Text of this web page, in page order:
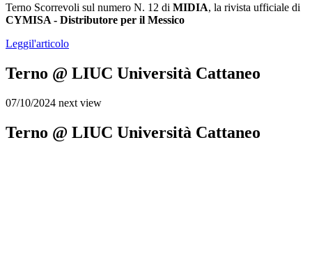
Terno Scorrevoli sul numero N. 12 di MIDIA, la rivista ufficiale di
CYMISA - Distributore per il Messico
Leggil'articolo
Terno @ LIUC Università Cattaneo
07/10/2024 next view
Terno @ LIUC Università Cattaneo